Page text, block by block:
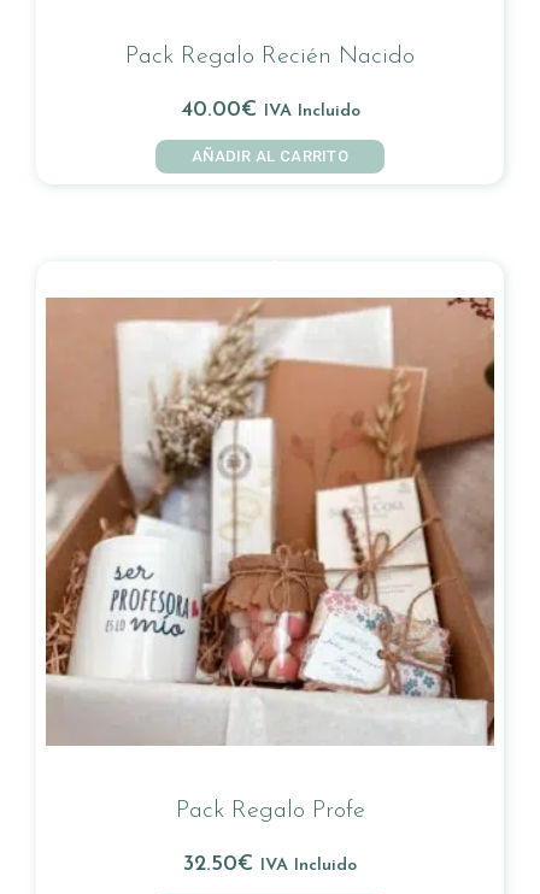
Pack Regalo Recién Nacido
40.00€ IVA Incluido
AÑADIR AL CARRITO
Pack Regalo Profe
32.50€ IVA Incluido